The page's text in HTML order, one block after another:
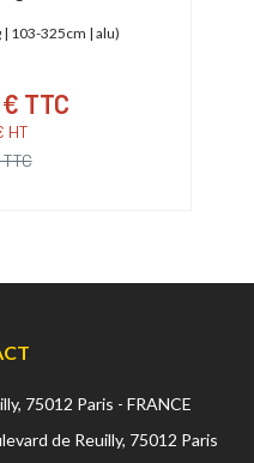
103-325cm | alu)
TTC
HT
75012 Paris - FRANCE
de Reuilly, 75012 Paris